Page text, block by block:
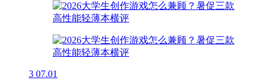
3 07.01